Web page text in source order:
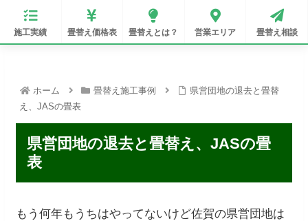
ホーム 畳替え施工事例
県営団地の退去と畳替
え、JASの畳表
県営団地の退去と畳替え、JASの畳
表
もう何年もうちはやってないけど佐賀の県営団地は
施工実績 畳替え価格表 畳替えとは？ 営業エリア 畳替え相談